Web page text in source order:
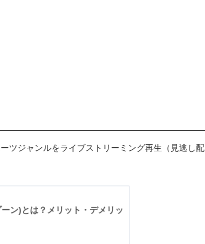
ツジャンルをライブストリーミング再生（見逃し配
ーン)とは？メリット・デメリッ